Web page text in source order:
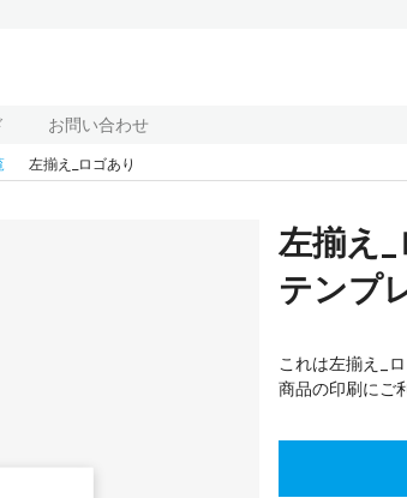
お問い合わせ
左揃え_ロゴあり
左揃え
テンプ
これは左揃え_
商品の印刷にご